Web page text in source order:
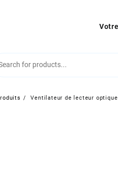
Ventilateur de lecteur